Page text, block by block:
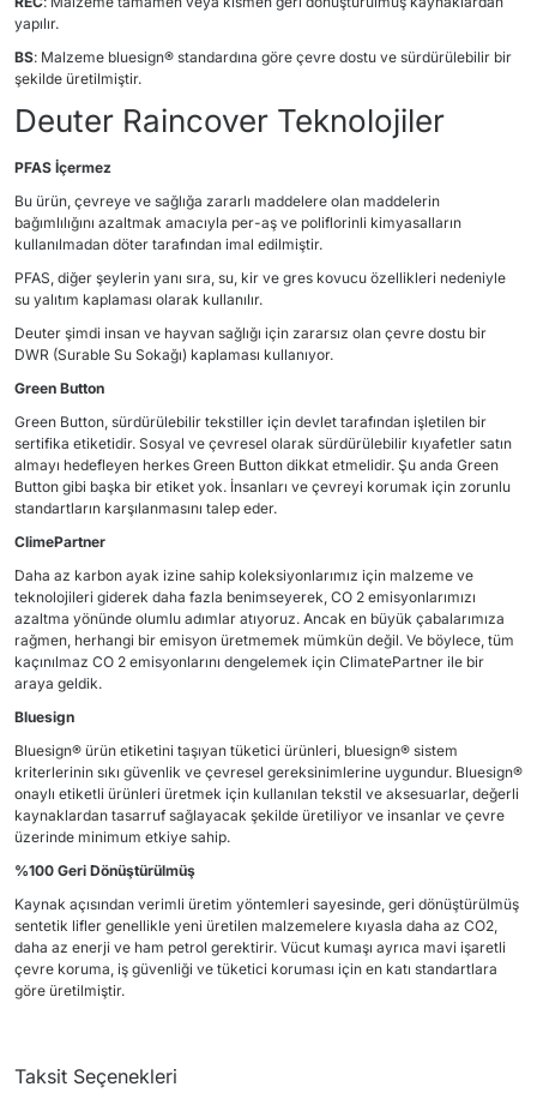
yapılır.
BS: Malzeme bluesign® standardına göre çevre dostu ve sürdürülebilir bir
şekilde üretilmiştir.
Deuter Raincover Teknolojiler
PFAS İçermez
Bu ürün, çevreye ve sağlığa zararlı maddelere olan maddelerin
bağımlılığını azaltmak amacıyla per-aş ve poliflorinli kimyasalların
kullanılmadan döter tarafından imal edilmiştir.
PFAS, diğer şeylerin yanı sıra, su, kir ve gres kovucu özellikleri nedeniyle
su yalıtım kaplaması olarak kullanılır.
Deuter şimdi insan ve hayvan sağlığı için zararsız olan çevre dostu bir
DWR (Surable Su Sokağı) kaplaması kullanıyor.
Green Button
Green Button, sürdürülebilir tekstiller için devlet tarafından işletilen bir
sertifika etiketidir. Sosyal ve çevresel olarak sürdürülebilir kıyafetler satın
almayı hedefleyen herkes Green Button dikkat etmelidir. Şu anda Green
Button gibi başka bir etiket yok. İnsanları ve çevreyi korumak için zorunlu
standartların karşılanmasını talep eder.
ClimePartner
Daha az karbon ayak izine sahip koleksiyonlarımız için malzeme ve
teknolojileri giderek daha fazla benimseyerek, CO 2 emisyonlarımızı
azaltma yönünde olumlu adımlar atıyoruz. Ancak en büyük çabalarımıza
rağmen, herhangi bir emisyon üretmemek mümkün değil. Ve böylece, tüm
kaçınılmaz CO 2 emisyonlarını dengelemek için ClimatePartner ile bir
araya geldik.
Bluesign
Bluesign® ürün etiketini taşıyan tüketici ürünleri, bluesign® sistem
kriterlerinin sıkı güvenlik ve çevresel gereksinimlerine uygundur. Bluesign®
onaylı etiketli ürünleri üretmek için kullanılan tekstil ve aksesuarlar, değerli
kaynaklardan tasarruf sağlayacak şekilde üretiliyor ve insanlar ve çevre
üzerinde minimum etkiye sahip.
%100 Geri Dönüştürülmüş
Kaynak açısından verimli üretim yöntemleri sayesinde, geri dönüştürülmüş
sentetik lifler genellikle yeni üretilen malzemelere kıyasla daha az CO2,
daha az enerji ve ham petrol gerektirir. Vücut kumaşı ayrıca mavi işaretli
çevre koruma, iş güvenliği ve tüketici koruması için en katı standartlara
göre üretilmiştir.
Taksit Seçenekleri